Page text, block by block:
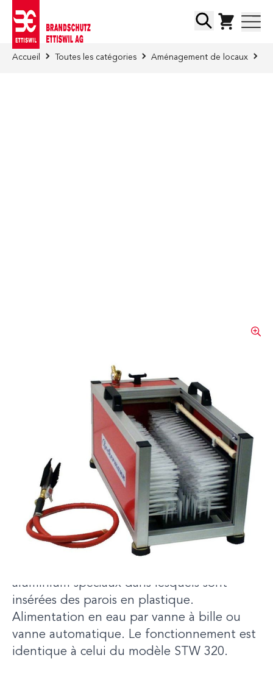
Chercher
Accueil Toutes les catégories Aménagement de locaux
Installation de lavage
mobile STW 330
Grâce à son faible poids et à ses dimensions
réduites, le lave-bottes mobile est
particulièrement adapté à une installation a
posteriori dans les endroits où il n'est pas
possible d'installer un système fixe. Elle
convient également à une utilisation sur
aluminium spéciaux dans lesquels sont
insérées des parois en plastique.
Alimentation en eau par vanne à bille ou
vanne automatique. Le fonctionnement est
identique à celui du modèle STW 320.